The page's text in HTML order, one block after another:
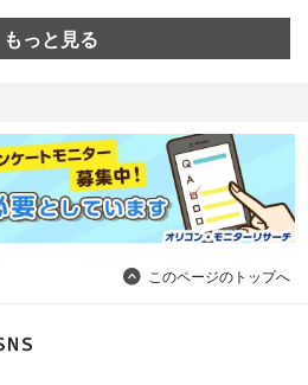
もっと見る
このページのトップへ